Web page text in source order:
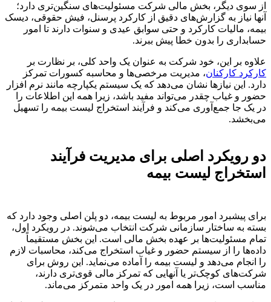
از سوی دیگر، بخش مالی شرکت مسئولیت‌های سنگین‌تری دارد؛
آنها نیاز به گزارش‌های دقیق از کارکرد پرسنل، فیش حقوقی، دیسک
بیمه، مالیات کارکرد و حتی سوابق عیدی و سنوات دارند تا امور
حسابداری را بدون خطا پیش ببرند.
علاوه بر این، خود شرکت به عنوان یک واحد کلی، بر نظارت بر
کارکرد کارکنان، مدیریت مرخصی‌ها و محاسبه کسورات تمرکز
دارد. این نیازها نشان می‌دهد که یک سیستم یکپارچه مانند نرم افزار
حضور و غیاب چقدر می‌تواند مفید باشد، زیرا همه این اطلاعات را
در یک جا جمع‌آوری می‌کند و فرآیند استخراج لیست بیمه را تسهیل
می‌بخشد.
دو رویکرد اصلی برای مدیریت فرآیند
استخراج لیست بیمه
برای پیشبرد امور مربوط به لیست بیمه، دو پلن اصلی وجود دارد که
بسته به ساختار سازمانی شرکت انتخاب می‌شوند. در رویکرد اول،
تمام مسئولیت‌ها بر عهده بخش مالی است. این بخش مستقیماً
داده‌ها را از سیستم حضور و غیاب استخراج می‌کند، محاسبات لازم
را انجام می‌دهد و لیست بیمه را آماده می‌نماید. این روش برای
شرکت‌های کوچک‌تر یا آنهایی که تمرکز مالی قوی‌تری دارند،
مناسب است، زیرا همه امور در یک واحد متمرکز می‌ماند.